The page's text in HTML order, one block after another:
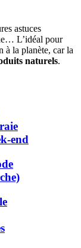
astuces
L’idéal pour
à la planète, car la
naturels.
end